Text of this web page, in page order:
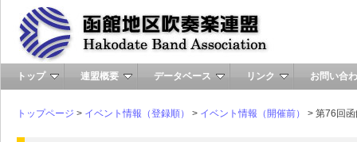
トップ 連盟概要 データベース リンク お問い合
トップページ > イベント情報（登録順） > イベント情報（開催前） > 第76回